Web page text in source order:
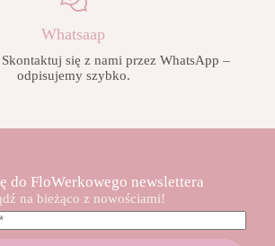
Whatsaap
się z nami przez WhatsApp –
odpisujemy szybko.
do FloWerkowego newslettera
na bieżąco z nowościami!